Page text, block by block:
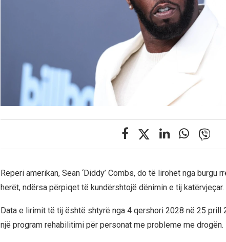
Reperi amerikan, Sean ‘Diddy’ Combs, do të lirohet nga burgu
herët, ndërsa përpiqet të kundërshtojë dënimin e tij katërvjeçar.
Data e lirimit të tij është shtyrë nga 4 qershori 2028 në 25 prill
një program rehabilitimi për personat me probleme me drogën.